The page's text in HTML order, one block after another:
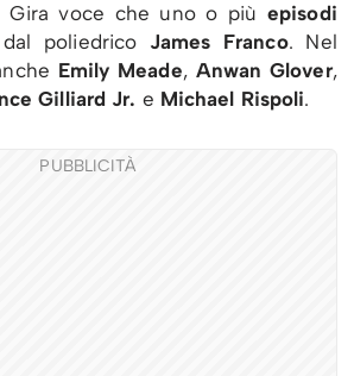
Gira voce che uno o piùepisodi
poliedrico James Franco. Nel
Emily Meade, Anwan Glover,
Gilliard Jr. e Michael Rispoli.
PUBBLICITÀ